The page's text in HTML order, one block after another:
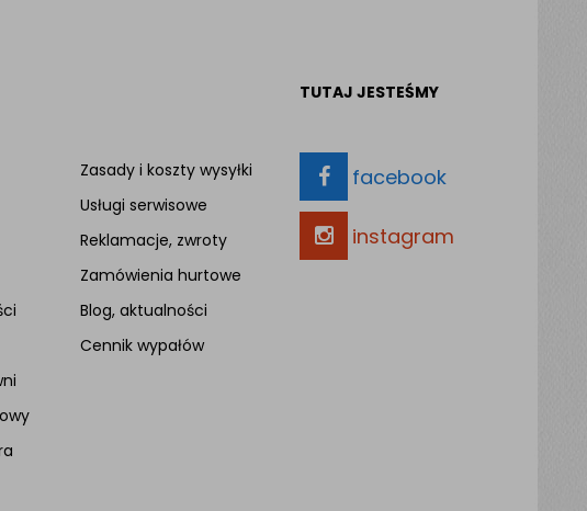
Zasady i koszty wysyłki
Usługi serwisowe
Reklamacje, zwroty
Zamówienia hurtowe
Blog, aktualności
Cennik wypałów
TUTAJ JESTEŚMY
facebook
instagram